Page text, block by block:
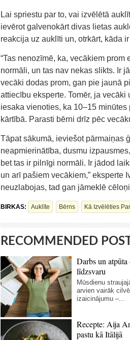
Lai spriestu par to, vai izvēlētā
ievērot galvenokārt divas lietas
reakcija uz auklīti un, otrkārt, kāda
“Tas nenozīmē, ka, vecākiem
normāli, un tas nav nekas slikts. Ir
vecāki dodas prom, gan pie jaunā
attiecību eksperte. Tomēr, ja
iesaka vienoties, ka 10–15
kārtībā. Parasti bērni drīz pēc
Tāpat sākumā, ieviešot pārmaiņas
neapmierinātība, dusmu
bet tas ir pilnīgi normāli. Ir jādod
un arī pašiem vecākiem,” eksperte
neuzlabojas, tad gan jāmeklē
BIRKAS: Auklīte Bērns Kā Izvēlēties
RECOMMENDED
Darbs un atpūta
līdzsvaru
Mūsdienu
arvien vairāk
izaicinājumu –...
Recepte: Aija
pastu kā Itālijā